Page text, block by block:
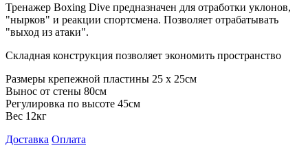
Тренажер Boxing Dive предназначен для отработки уклонов,
"нырков" и реакции спортсмена. Позволяет отрабатывать
"выход из атаки".
Складная конструкция позволяет экономить пространство
Размеры крепежной пластины 25 х 25см
Вынос от стены 80см
Регулировка по высоте 45см
Вес 12кг
Доставка Оплата